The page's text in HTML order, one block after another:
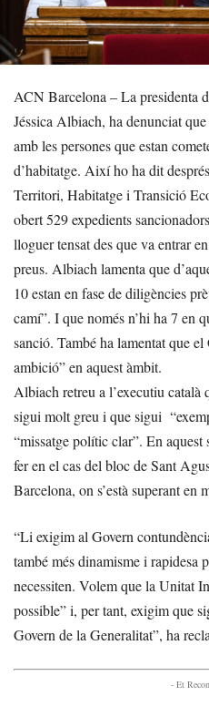
ACN Barcelona – La presidenta
Jéssica Albiach, ha denunciat
amb les persones que estan
d’habitatge. Així ho ha dit
Territori, Habitatge i Transició
obert 529 expedients
lloguer tensat des que va entrar
preus. Albiach lamenta que
10 estan en fase de diligències
camí”. I que només n’hi ha 7 en
sanció. També ha lamentat que
ambició” en aquest àmbit.
Albiach retreu a l’executiu català
sigui molt greu i que sigui
“missatge polític clar”. En aquest
fer en el cas del bloc de Sant
Barcelona, on s’està superant en
“Li exigim al Govern
també més dinamisme i rapidesa
necessiten. Volem que la Unitat
possible” i, per tant, exigim que
Govern de la Generalitat”, ha
- Et